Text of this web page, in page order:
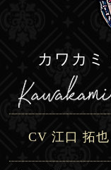
カワカミ
CV 江口 拓也